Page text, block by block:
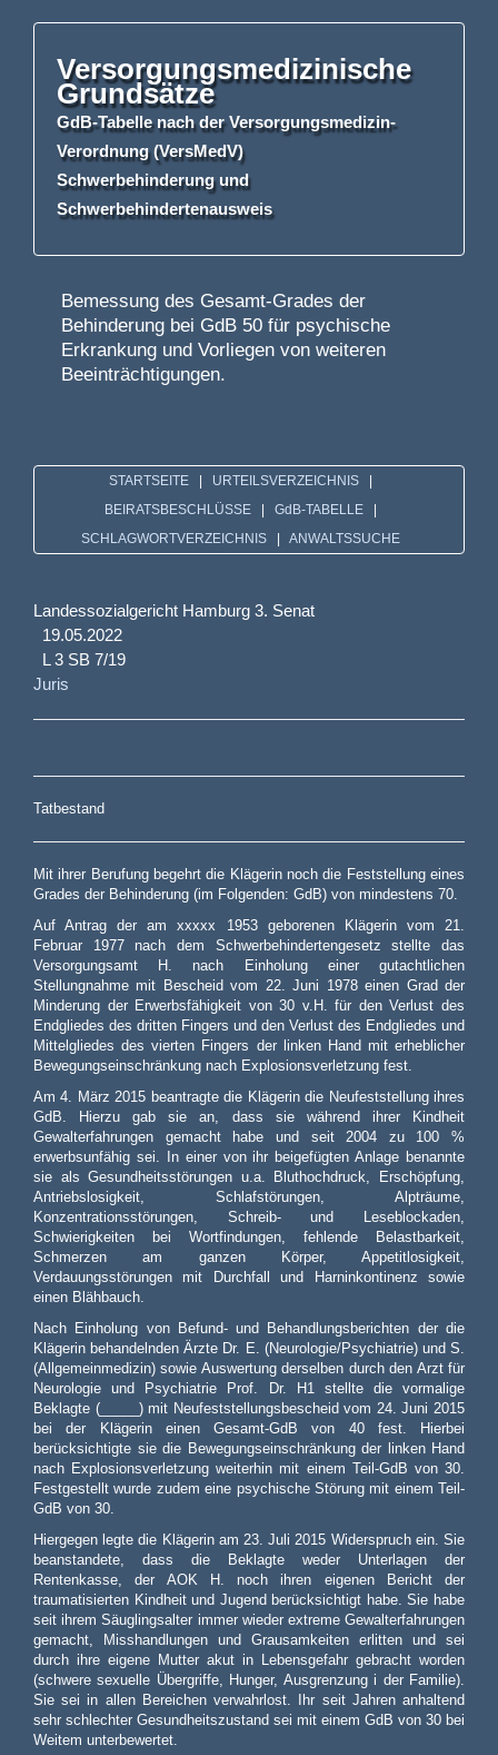
Versorgungsmedizinische
Grundsätze
GdB-Tabelle nach der Versorgungsmedizin-
Verordnung (VersMedV)
Schwerbehinderungund
Schwerbehindertenausweis
Bemessung des Gesamt-Grades der
Behinderung bei GdB 50 für psychische
Erkrankung und Vorliegen von weiteren
Beeinträchtigungen.
STARTSEITE URTEILSVERZEICHNIS
BEIRATSBESCHLÜSSE
GdB-TABELLE
SCHLAGWORTVERZEICHNIS
ANWALTSSUCHE
Landessozialgericht Hamburg 3. Senat
19.05.2022
L 3 SB 7/19
Juris
Tatbestand
Mit ihrer Berufung begehrt die Klägerin noch die Feststellung eines
Grades der Behinderung (im Folgenden: GdB) von mindestens 70.
Auf Antrag der am xxxxx 1953 geborenen Klägerin vom 21.
Februar 1977 nach dem Schwerbehindertengesetz stellte das
Versorgungsamt H. nach Einholung einer gutachtlichen
Stellungnahme mit Bescheid vom 22. Juni 1978 einen Grad der
Minderung der Erwerbsfähigkeit von 30 v.H. für den Verlust des
Endgliedes des dritten Fingers und den Verlust des Endgliedes und
Mittelgliedes des vierten Fingers der linken Hand mit erheblicher
Bewegungseinschränkung nach Explosionsverletzung fest.
Am 4. März 2015 beantragte die Klägerin die Neufeststellung ihres
GdB. Hierzu gab sie an, dass sie während ihrer Kindheit
Gewalterfahrungen gemacht habe und seit 2004 zu 100 %
erwerbsunfähig sei. In einer von ihr beigefügten Anlage benannte
sie als Gesundheitsstörungen u.a. Bluthochdruck, Erschöpfung,
Antriebslosigkeit, Schlafstörungen, Alpträume,
Konzentrationsstörungen, Schreib- und Leseblockaden,
Schwierigkeiten bei Wortfindungen, fehlende Belastbarkeit,
Schmerzen am ganzen Körper, Appetitlosigkeit,
Verdauungsstörungen mit Durchfall und Harninkontinenz sowie
einen Blähbauch.
Nach Einholung von Befund- und Behandlungsberichten der die
Klägerin behandelnden Ärzte Dr. E. (Neurologie/Psychiatrie) und S.
(Allgemeinmedizin) sowie Auswertung derselben durch den Arzt für
Neurologie und Psychiatrie Prof. Dr. H1 stellte die vormalige
Beklagte (_____) mit Neufeststellungsbescheid vom 24. Juni 2015
bei der Klägerin einen Gesamt-GdB von 40 fest. Hierbei
berücksichtigte sie die Bewegungseinschränkung der linken Hand
nach Explosionsverletzung weiterhin mit einem Teil-GdB von 30.
Festgestellt wurde zudem eine psychische Störung mit einem Teil-
GdB von 30.
Hiergegen legte die Klägerin am 23. Juli 2015 Widerspruch ein. Sie
beanstandete, dass die Beklagte weder Unterlagen der
Rentenkasse, der AOK H. noch ihren eigenen Bericht der
traumatisierten Kindheit und Jugend berücksichtigt habe. Sie habe
seit ihrem Säuglingsalter immer wieder extreme Gewalterfahrungen
gemacht, Misshandlungen und Grausamkeiten erlitten und sei
durch ihre eigene Mutter akut in Lebensgefahr gebracht worden
(schwere sexuelle Übergriffe, Hunger, Ausgrenzung i der Familie).
Sie sei in allen Bereichen verwahrlost. Ihr seit Jahren anhaltend
sehr schlechter Gesundheitszustand sei mit einem GdB von 30 bei
Weitem unterbewertet.